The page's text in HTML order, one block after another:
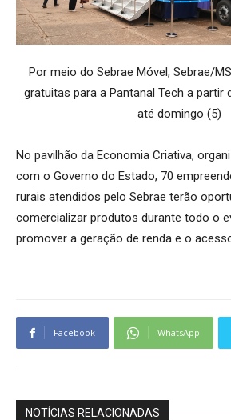
Por meio do Sebrae Móvel, Sebrae/
gratuitas para a Pantanal Tech a partir
até domingo (5)
No pavilhão da Economia Criativa,
com o Governo do Estado, 70
rurais atendidos pelo Sebrae terão
comercializar produtos durante todo o
promover a geração de renda e o
Facebook WhatsApp
NOTÍCIAS RELACIONADAS